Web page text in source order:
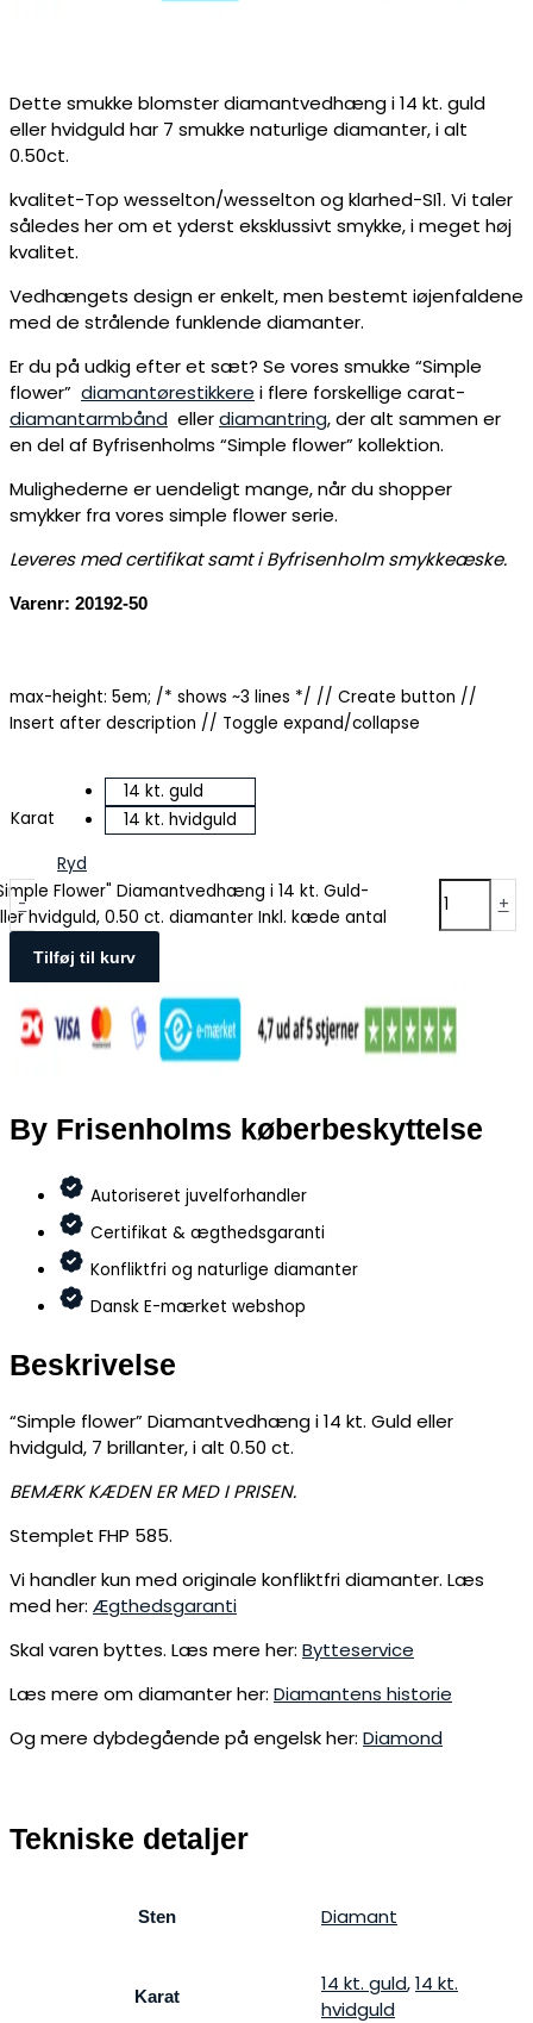
Dette smukke blomster diamantvedhæng i 14 kt. guld
eller hvidguld har 7 smukke naturlige diamanter, i alt
0.50ct.
kvalitet-Top wesselton/wesselton og klarhed-SI1. Vi taler
således her om et yderst eksklussivt smykke, i meget høj
kvalitet.
Vedhængets design er enkelt, men bestemt iøjenfaldene
med de strålende funklende diamanter.
Er du på udkig efter et sæt? Se vores smukke “Simple
flower” diamantørestikkere i flere forskellige carat-
diamantarmbånd ellerdiamantring, der alt sammen er
en del af Byfrisenholms “Simple flower” kollektion.
Mulighederne er uendeligt mange, når du shopper
smykker fra vores simple flower serie.
Leveres med certifikat samt i Byfrisenholm smykkeæske.
Varenr: 20192-50
max-height: 5em; /* shows ~3 lines */ // Create button //
Insert after description // Toggle expand/collapse
Karat
14 kt. guld
14 kt. hvidguld
Ryd
-
Flower" Diamantvedhæng i 14 kt. Guld-
hvidguld, 0.50 ct. diamanter Inkl. kæde antal
+
Tilføj til kurv
By Frisenholms køberbeskyttelse
Autoriseret juvelforhandler
Certifikat & ægthedsgaranti
Konfliktfri og naturlige diamanter
Dansk E-mærket webshop
Beskrivelse
“Simple flower” Diamantvedhæng i 14 kt. Guld eller
hvidguld, 7 brillanter, i alt 0.50 ct.
BEMÆRK KÆDEN ER MED I PRISEN.
Stemplet FHP 585.
Vi handler kun med originale konfliktfri diamanter. Læs
med her: Ægthedsgaranti
Skal varen byttes. Læs mere her: Bytteservice
Læs mere om diamanter her: Diamantens historie
Og mere dybdegående på engelsk her: Diamond
Tekniske detaljer
Sten Diamant
Karat
14 kt. guld,14 kt.
hvidguld